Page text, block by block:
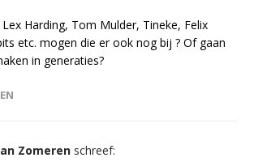
Harding, Tom Mulder, Tineke, Felix
etc. mogen die er ook nog bij ? Of gaan
in generaties?
Zomeren schreef: